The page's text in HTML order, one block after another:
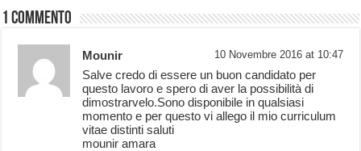
1 Commento
Mounir 10 Novembre 2016 at 10:47
Salve credo di essere un buon candidato per
questo lavoro e spero di aver la possibilità di
dimostrarvelo.Sono disponibile in qualsiasi
momento e per questo vi allego il mio curriculum
vitae distinti saluti
mounir amara